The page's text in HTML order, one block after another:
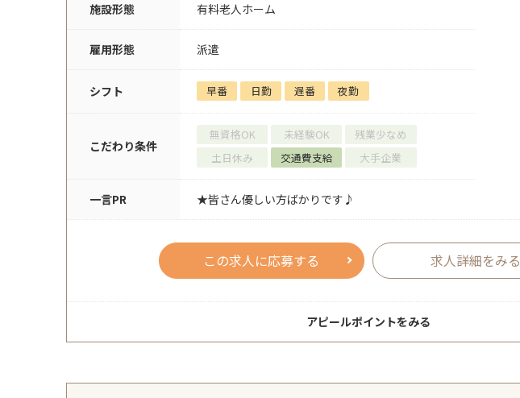
施設形態 有料老人ホーム
雇用形態 派遣
シフト 早番 日勤 遅番 夜勤
こだわり条件
無資格OK 未経験OK
残業少なめ
土日休み
交通費支給 大手企業
一言PR ★皆さん優しい方ばかりです♪
この求人に応募する 求人詳細をみる
アピールポイントをみる